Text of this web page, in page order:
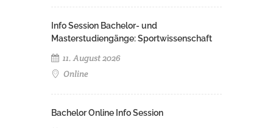
Info Session Bachelor- und
Masterstudiengänge: Sportwissenschaft
11. August 2026
Online
Bachelor Online Info Session